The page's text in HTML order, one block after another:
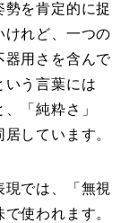
を肯定的に捉
けれど、一つの
器用さを含んで
いう言葉には
「純粋さ」
しています。
では、「無視
使われます。